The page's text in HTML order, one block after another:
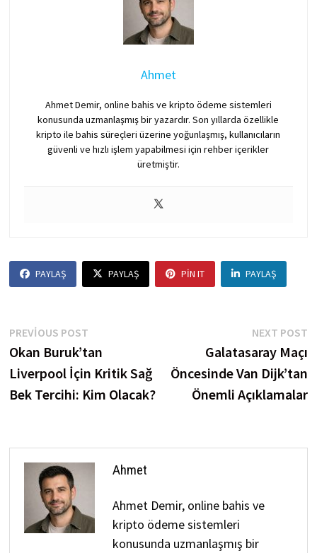
Ahmet
Ahmet Demir, online bahis ve kripto ödeme sistemleri
konusunda uzmanlaşmış bir yazardır. Son yıllarda özellikle
kripto ile bahis süreçleri üzerine yoğunlaşmış, kullanıcıların
güvenli ve hızlı işlem yapabilmesi için rehber içerikler
üretmiştir.
PAYLAŞ PAYLAŞ PIN IT PAYLAŞ
Yazı
gezinmesi
PREVIOUS POSTPrevious
post:
Okan Buruk’tan
Liverpool İçin Kritik Sağ
Bek Tercihi: Kim Olacak?
NEXT POST
Galatasaray Maçı
Öncesinde Van Dijk’tan
Önemli Açıklamalar
Ahmet
Ahmet Demir, online bahis ve
kripto ödeme sistemleri
konusunda uzmanlaşmış bir